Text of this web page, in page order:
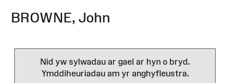
BROWNE, John
Nid yw sylwadau ar gael ar hyn o bryd.
Ymddiheuriadau am yr anghyfleustra.